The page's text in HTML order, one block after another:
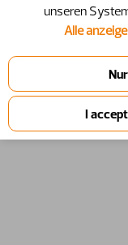
unseren
Alle